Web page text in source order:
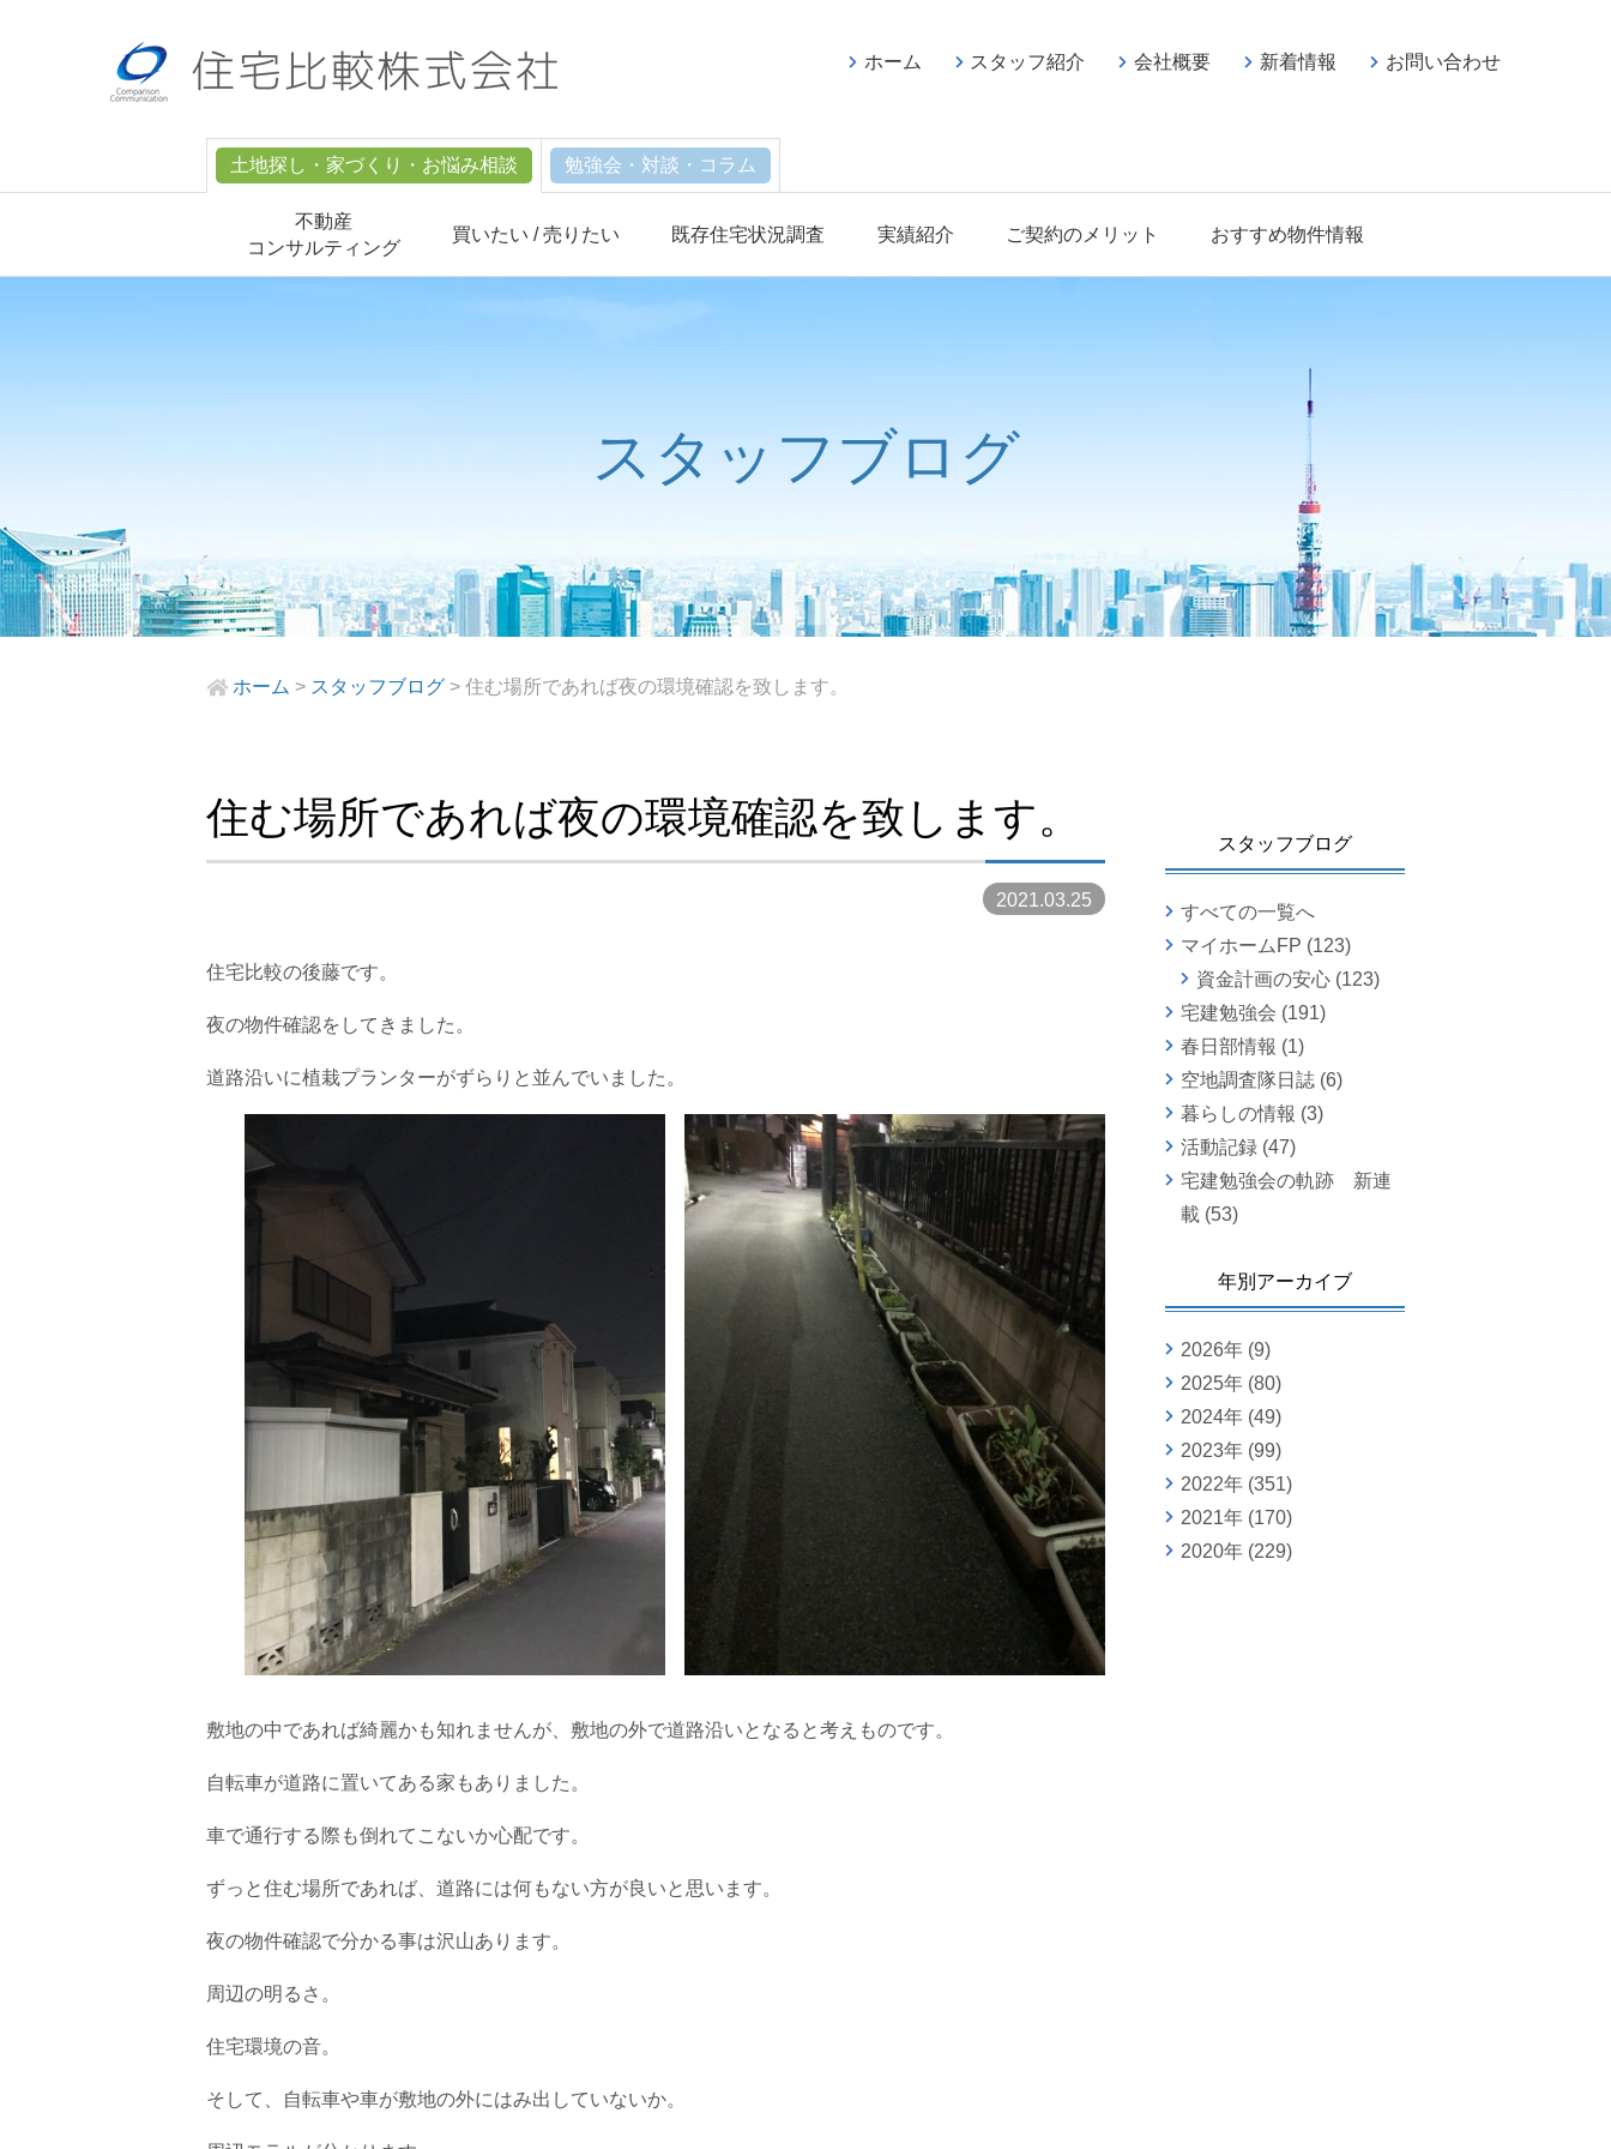
土地探し・家づくり・お悩み相談
不動産
コンサルティング
買いたい / 売りたい 既存住宅状況調査 実績紹介 ご契約のメリット おすすめ物件情報
勉強会・対談・コラム
ホーム スタッフ紹介 会社概要 新着情報 お問い合わせ
スタッフブログ
ホーム > スタッフブログ >住む場所であれば夜の環境確認を致します。
住む場所であれば夜の環境確認を致します。
2021.03.25
住宅比較の後藤です。
夜の物件確認をしてきました。
道路沿いに植栽プランターがずらりと並んでいました。
敷地の中であれば綺麗かも知れませんが、敷地の外で道路沿いとなると考えものです。
自転車が道路に置いてある家もありました。
車で通行する際も倒れてこないか心配です。
ずっと住む場所であれば、道路には何もない方が良いと思います。
夜の物件確認で分かる事は沢山あります。
周辺の明るさ。
住宅環境の音。
そして、自転車や車が敷地の外にはみ出していないか。
スタッフブログ
すべての一覧へ
マイホームFP (123)
資金計画の安心(123)
宅建勉強会 (191)
春日部情報 (1)
空地調査隊日誌(6)
暮らしの情報 (3)
活動記録(47)
宅建勉強会の軌跡 新連
載 (53)
年別アーカイブ
2026年(9)
2025年(80)
2024年(49)
2023年(99)
2022年(351)
2021年(170)
2020年(229)